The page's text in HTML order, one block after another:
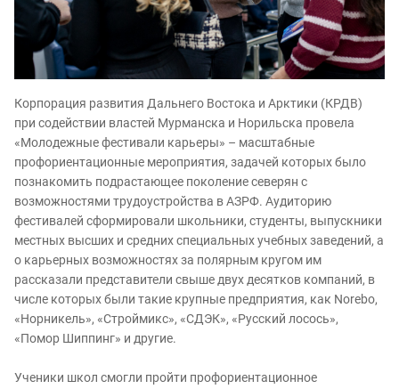
Корпорация развития Дальнего Востока и Арктики (КРДВ)
при содействии властей Мурманска и Норильска провела
«Молодежные фестивали карьеры» – масштабные
профориентационные мероприятия, задачей которых было
познакомить подрастающее поколение северян с
возможностями трудоустройства в АЗРФ. Аудиторию
фестивалей сформировали школьники, студенты, выпускники
местных высших и средних специальных учебных заведений, а
о карьерных возможностях за полярным кругом им
рассказали представители свыше двух десятков компаний, в
числе которых были такие крупные предприятия, как Norebo,
«Норникель», «Строймикс», «СДЭК», «Русский лосось»,
«Помор Шиппинг» и другие.
Ученики школ смогли пройти профориентационное